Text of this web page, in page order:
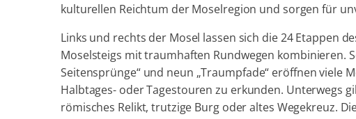
kulturellen Reichtum der Moselregion und sorgen für
Links und rechts der Mosel lassen sich die 24 Etappen
Moselsteigs mit traumhaften Rundwegen kombinieren.
Seitensprünge“ und neun „Traumpfade“ eröffnen viele
Halbtages- oder Tagestouren zu erkunden. Unterwegs
römisches Relikt, trutzige Burg oder altes Wegekreuz.